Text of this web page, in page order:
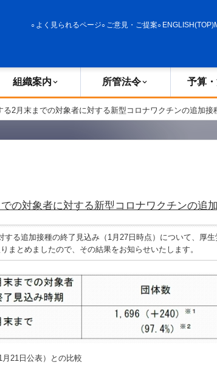
よく見られるページ ご意見・ご提案 ENGLISH(TOP)
組織案内 所管法令 予算
る2月末までの対象者に対する新型コロナワクチンの追加接
の対象者に対する新型コロナワクチンの追
る追加接種の終了見込み（1月27日時点）について、厚
まとめましたので、その結果をお知らせいたします。
21日公表）との比較